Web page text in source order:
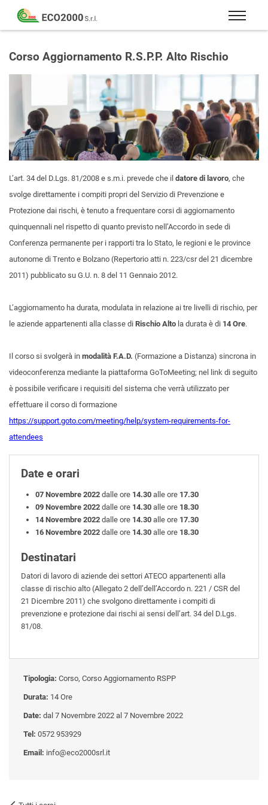
Eco
2000
Formazione
consulenza
sicurezza
sul
lavoro
–
81/08
Corso Aggiornamento R.S.P.P. Alto Rischio
L’art. 34 del D.Lgs. 81/2008 e s.m.i. prevede che il datore di lavoro, che
svolge direttamente i compiti propri del Servizio di Prevenzione e
Protezione dai rischi, è tenuto a frequentare corsi di aggiornamento
quinquennali nel rispetto di quanto previsto nell’Accordo in sede di
Conferenza permanente per i rapporti tra lo Stato, le regioni e le province
autonome di Trento e Bolzano (Repertorio atti n. 223/csr del 21 dicembre
2011) pubblicato su G.U. n. 8 del 11 Gennaio 2012.
L’aggiornamento ha durata, modulata in relazione ai tre livelli di rischio, per
le aziende appartenenti alla classe di Rischio Alto la durata è di 14 Ore.
Il corso si svolgerà in modalità F.A.D. (Formazione a Distanza) sincrona in
videoconferenza mediante la piattaforma GoToMeeting; nel link di seguito
è possibile verificare i requisiti del sistema che verrà utilizzato per
effettuare il corso di formazione
https://support.goto.com/meeting/help/system-requirements-for-
attendees
Date e orari
07 Novembre 2022 dalle ore 14.30 alle ore 17.30
09 Novembre 2022 dalle ore 14.30 alle ore 18.30
14 Novembre 2022 dalle ore 14.30 alle ore 17.30
16 Novembre 2022 dalle ore 14.30 alle ore 18.30
Destinatari
Datori di lavoro di aziende dei settori ATECO appartenenti alla
classe di rischio alto (Allegato 2 dell’dell’Accordo n. 221 / CSR del
21 Dicembre 2011) che svolgono direttamente i compiti di
prevenzione e protezione dai rischi ai sensi dell’art. 34 del D.Lgs.
81/08.
Tipologia: Corso, Corso Aggiornamento RSPP
Durata: 14 Ore
Date: dal 7 Novembre 2022 al 7 Novembre 2022
Tel: 0572 953929
Email: info@eco2000srl.it